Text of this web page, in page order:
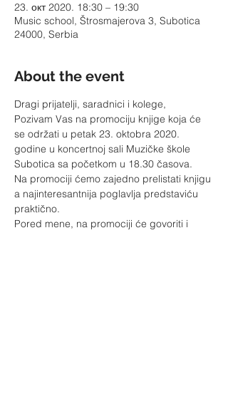
23. окт 2020. 18:30 – 19:30
Music school, Štrosmajerova 3, Subotica
24000, Serbia
About the event
Dragi prijatelji, saradnici i kolege,
Pozivam Vas na promociju knjige koja će
se održati u petak 23. oktobra 2020.
godine u koncertnoj sali Muzičke škole
Subotica sa početkom u 18.30 časova.
Na promociji ćemo zajedno prelistati knjigu
a najinteresantnija poglavlja predstaviću
praktično.
Pored mene, na promociji će govoriti i